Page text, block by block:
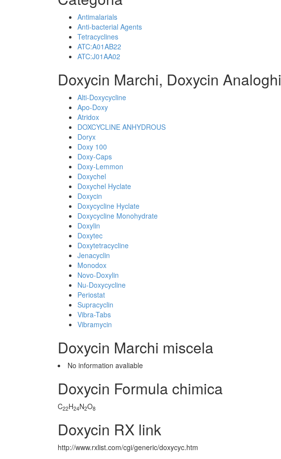
Antimalarials
Anti-bacterial Agents
Tetracyclines
ATC:A01AB22
ATC:J01AA02
Doxycin Marchi, Doxycin Analoghi
Alti-Doxycycline
Apo-Doxy
Atridox
DOXCYCLINE ANHYDROUS
Doryx
Doxy 100
Doxy-Caps
Doxy-Lemmon
Doxychel
Doxychel Hyclate
Doxycin
Doxycycline Hyclate
Doxycycline Monohydrate
Doxylin
Doxytec
Doxytetracycline
Jenacyclin
Monodox
Novo-Doxylin
Nu-Doxycycline
Periostat
Supracyclin
Vibra-Tabs
Vibramycin
Doxycin Marchi miscela
No information avaliable
Doxycin Formula chimica
C22H24N2O8
Doxycin RX link
http://www.rxlist.com/cgi/generic/doxycyc.htm